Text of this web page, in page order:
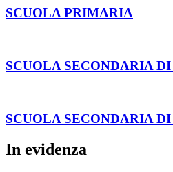
SCUOLA PRIMARIA
SCUOLA SECONDARIA
SCUOLA SECONDARIA
In evidenza